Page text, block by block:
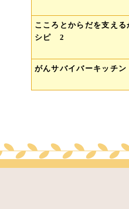
こころとからだを支え
シピ 2
がんサバイバーキッチ